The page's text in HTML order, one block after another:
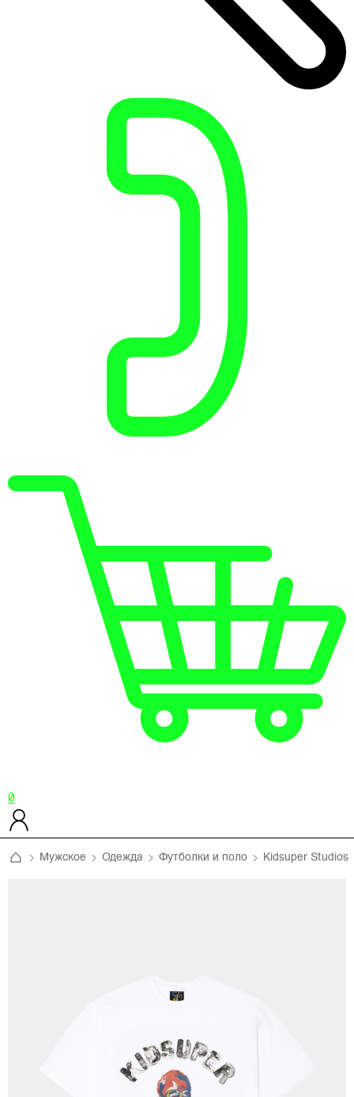
0
Мужское Одежда Футболки и поло Kidsuper Studios